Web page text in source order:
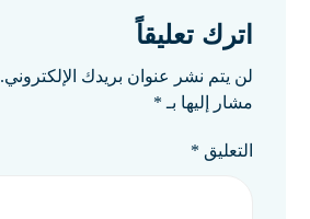
اترك تعليقاً
لن يتم نشر عنوان بريدك الإلكتروني.
مشار إليها بـ *
التعليق *